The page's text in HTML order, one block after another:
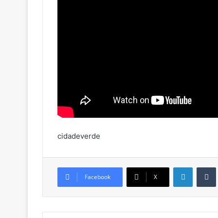
cidadeverde
Facebook X
Linkedin